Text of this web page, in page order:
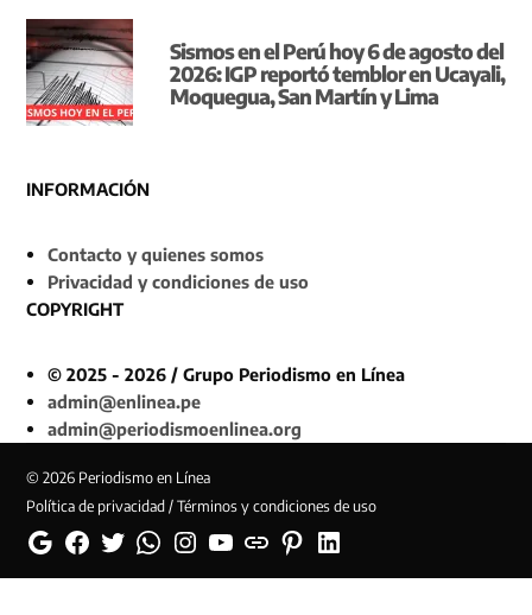
Sismos en el Perú hoy 6 de agosto del
2026: IGP reportó temblor en Ucayali,
Moquegua, San Martín y Lima
INFORMACIÓN
Contacto y quienes somos
Privacidad y condiciones de uso
COPYRIGHT
© 2025 - 2026 / Grupo Periodismo en Línea
admin@enlinea.pe
admin@periodismoenlinea.org
© 2026 Periodismo en Línea
Política de privacidad / Términos y condiciones de uso
GoogleFacebookTwitterWhatsappInstagramYouTubeWeb PinterestLinkedin